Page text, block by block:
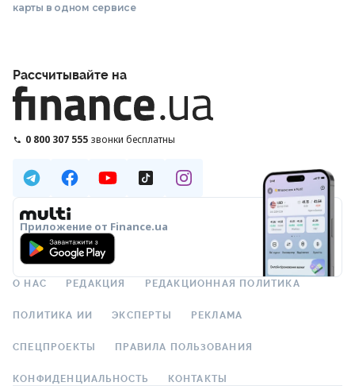
карты в одном сервисе
Рассчитывайте на
0 800 307 555 звонки бесплатны
Приложение от Finance.ua
О НАС РЕДАКЦИЯ РЕДАКЦИОННАЯ ПОЛИТИКА
ПОЛИТИКА ИИ ЭКСПЕРТЫ РЕКЛАМА
СПЕЦПРОЕКТЫ ПРАВИЛА ПОЛЬЗОВАНИЯ
КОНФИДЕНЦИАЛЬНОСТЬ КОНТАКТЫ